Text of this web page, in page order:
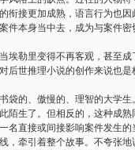
衔接更加成熟，语言行为也
件本身当中去，成为与案件
埃勒里变得不再客观，甚至
后世推理小说的创作来说也
袋的、傲慢的、理智的大学
陌生了。但相反的，这种成
名直接或间接影响案件发生的
，牵引着整个故事。不夸张